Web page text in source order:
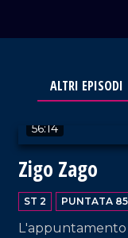
ALTRI EPISODI
56:14
Zigo Zago
ST 2 PUNTATA 85
L'appuntamento
VAI AL TITOLO